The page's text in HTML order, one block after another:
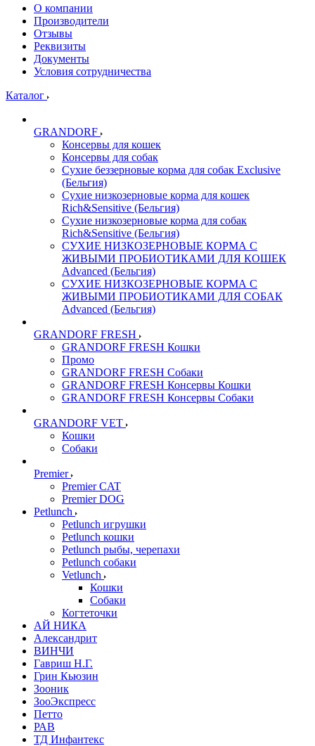
О компании
Производители
Отзывы
Реквизиты
Документы
Условия сотрудничества
Каталог
GRANDORF
Консервы для кошек
Консервы для собак
Сухие беззерновые корма для собак Exclusive
(Бельгия)
Сухие низкозерновые корма для кошек
Rich&Sensitive (Бельгия)
Сухие низкозерновые корма для собак
Rich&Sensitive (Бельгия)
СУХИЕ НИЗКОЗЕРНОВЫЕ КОРМА С
ЖИВЫМИ ПРОБИОТИКАМИ ДЛЯ КОШЕК
Advanced (Бельгия)
СУХИЕ НИЗКОЗЕРНОВЫЕ КОРМА С
ЖИВЫМИ ПРОБИОТИКАМИ ДЛЯ СОБАК
Advanced (Бельгия)
GRANDORF FRESH
GRANDORF FRESH Кошки
Промо
GRANDORF FRESH Собаки
GRANDORF FRESH Консервы Кошки
GRANDORF FRESH Консервы Собаки
GRANDORF VET
Кошки
Собаки
Premier
Premier CAT
Premier DOG
Petlunch
Petlunch игрушки
Petlunch кошки
Petlunch рыбы, черепахи
Petlunch собаки
Vetlunch
Кошки
Собаки
Когтеточки
АЙ НИКА
Александрит
ВИНЧИ
Гавриш Н.Г.
Грин Кьюзин
Зооник
ЗооЭкспресс
Петто
РАВ
ТД Инфантекс